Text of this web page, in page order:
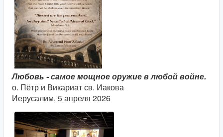
Любовь - самое мощное оружие в любой войне.
о. Пётр и Викариат св. Иакова
Иерусалим, 5 апреля 2026